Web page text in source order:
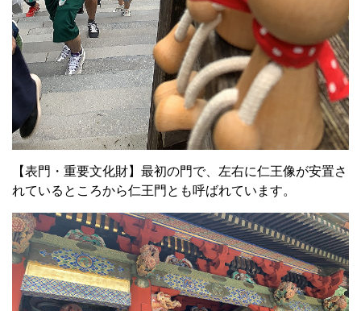
【表門・重要文化財】最初の門で、左右に仁王像が安置さ
れているところから仁王門とも呼ばれています。